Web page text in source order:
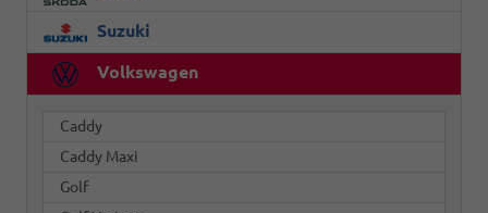
Suzuki
Volkswagen
Caddy
Caddy Maxi
Golf